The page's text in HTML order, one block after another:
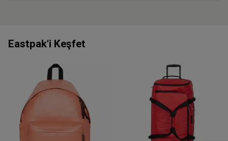
Eastpak'i Keşfet